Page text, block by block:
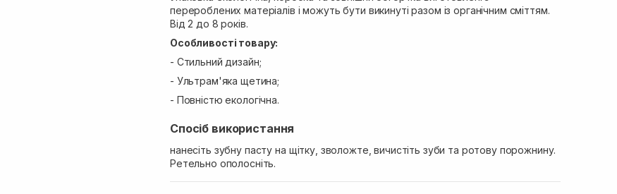
перероблених матеріалів і можуть бути викинуті разом із органічним сміттям.
Від 2 до 8 років.
Особливості товару:
- Стильний дизайн;
- Ультрам'яка щетина;
- Повністю екологічна.
Спосіб використання
нанесіть зубну пасту на щітку, зволожте, вичистіть зуби та ротову порожнину.
Ретельно ополосніть.